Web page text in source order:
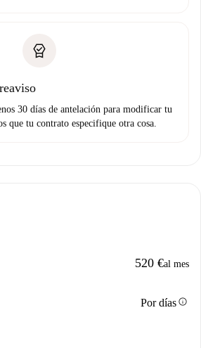
30 días de antelación para modificar tu
que tu contrato especifique otra cosa.
520 €al mes
Por díasinfo